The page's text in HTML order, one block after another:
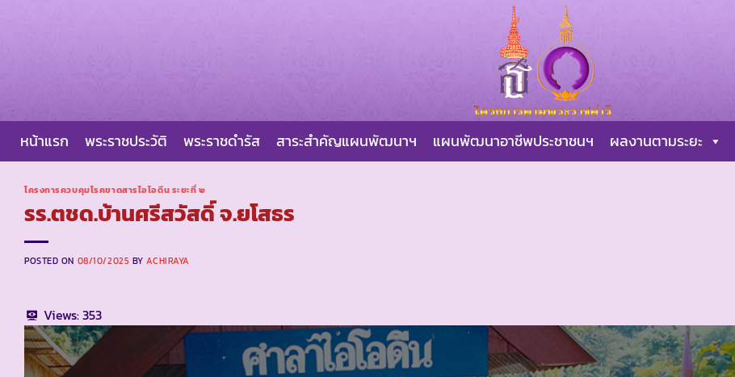
หน้าแรก พระราชประวัติ พระราชดำรัส สาระสำคัญแผนพัฒนาฯ แผนพัฒนาอาชีพประชาชนฯ ผลงานตามระยะ
โครงการควบคุมโรคขาดสารไอโอดีน ระยะที่ ๒
รร.ตชด.บ้านศรีสวัสดิ์ จ.ยโสธร
POSTED ON 08/10/2025 BYACHIRAYA
Views:353